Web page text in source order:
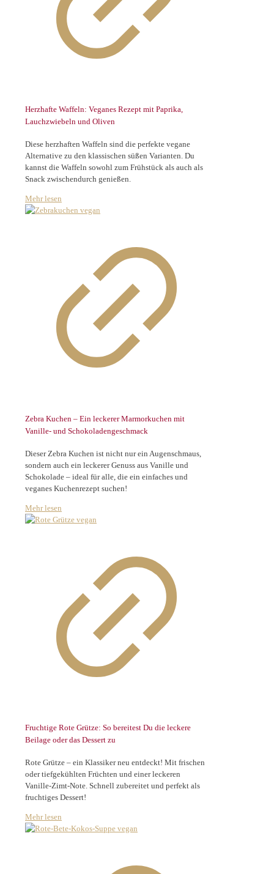
Herzhafte Waffeln: Veganes Rezept mit Paprika,
Lauchzwiebeln und Oliven
Diese herzhaften Waffeln sind die perfekte vegane
Alternative zu den klassischen süßen Varianten. Du
kannst die Waffeln sowohl zum Frühstück als auch als
Snack zwischendurch genießen.
Mehr lesen
Zebra Kuchen – Ein leckerer Marmorkuchen mit
Vanille- und Schokoladengeschmack
Dieser Zebra Kuchen ist nicht nur ein Augenschmaus,
sondern auch ein leckerer Genuss aus Vanille und
Schokolade – ideal für alle, die ein einfaches und
veganes Kuchenrezept suchen!
Mehr lesen
Fruchtige Rote Grütze: So bereitest Du die leckere
Beilage oder das Dessert zu
Rote Grütze – ein Klassiker neu entdeckt! Mit frischen
oder tiefgekühlten Früchten und einer leckeren
Vanille-Zimt-Note. Schnell zubereitet und perfekt als
fruchtiges Dessert!
Mehr lesen